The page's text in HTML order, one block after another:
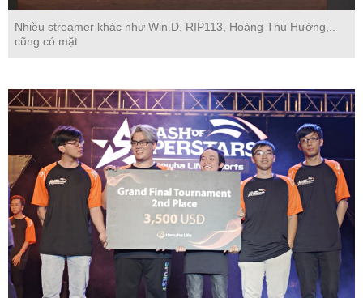
Nhiều streamer khác như Win.D, RIP113, Hoàng Thu Hường,..
cũng có mặt